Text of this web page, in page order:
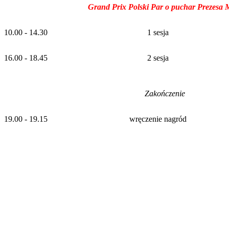
Grand Prix Polski Par o puchar Prezesa
10.00 - 14.30 1 sesja
16.00 - 18.45 2 sesja
Zakończenie
19.00 - 19.15 wręczenie nagród